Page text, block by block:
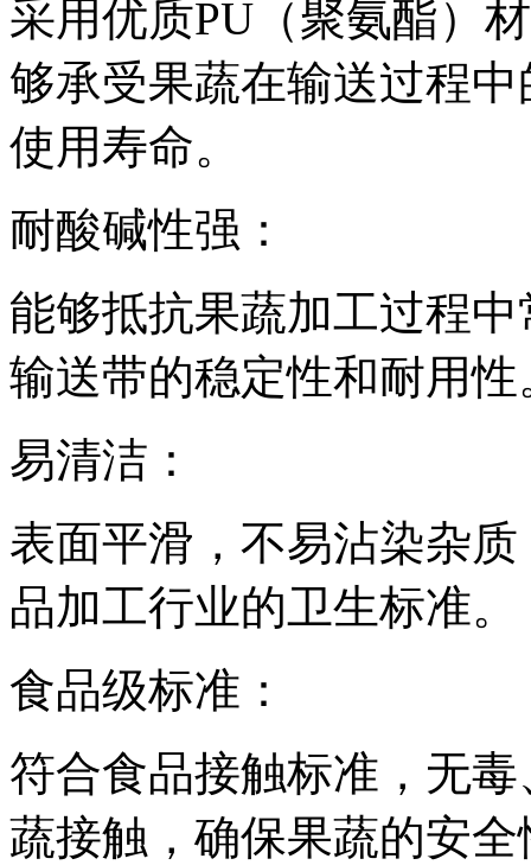
采用优质PU（聚氨酯）
够承受果蔬在输送过程
使用寿命。
耐酸碱性强：
能够抵抗果蔬加工过程
输送带的稳定性和耐用性
易清洁：
表面平滑，不易沾染杂
品加工行业的卫生标准。
食品级标准：
符合食品接触标准，无
蔬接触，确保果蔬的安